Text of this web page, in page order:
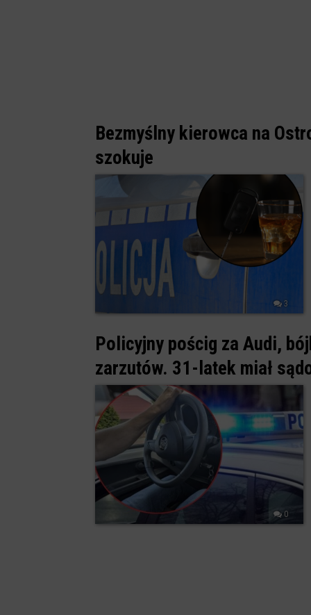
Bezmyślny kierowca na
szokuje
3
Policyjny pościg za Audi,
zarzutów. 31-latek miał
0